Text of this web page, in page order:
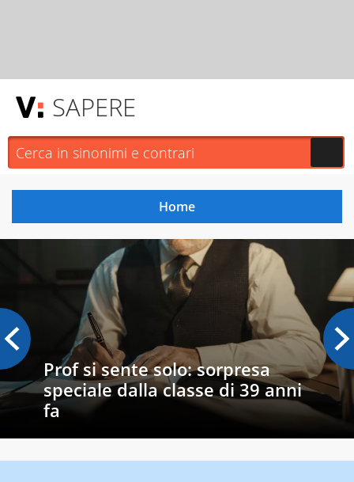
SAPERE
Prof si sente solo: sorpresa
speciale dalla classe di 39 anni
fa